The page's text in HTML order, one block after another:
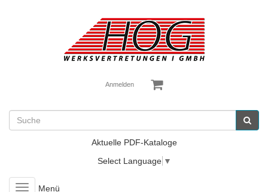
Anmelden
Aktuelle PDF-Kataloge
Select Language ▼
ToggleMenü